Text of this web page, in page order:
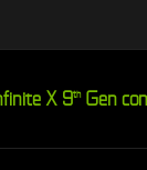
X 9thGen